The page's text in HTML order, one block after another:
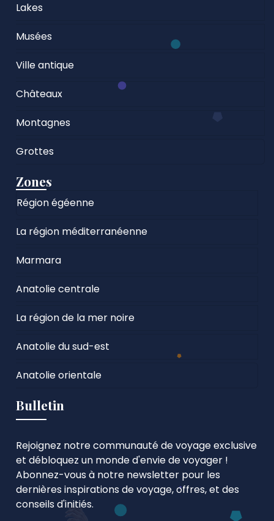
Lakes
Musées
Ville antique
Châteaux
Montagnes
Grottes
Zones
Région égéenne
La région méditerranéenne
Marmara
Anatolie centrale
La région de la mer noire
Anatolie du sud-est
Anatolie orientale
Bulletin
Rejoignez notre communauté de voyage exclusive
et débloquez un monde d'envie de voyager !
Abonnez-vous à notre newsletter pour les
dernières inspirations de voyage, offres, et des
conseils d'initiés.